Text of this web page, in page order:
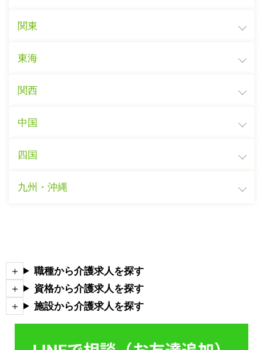
関東
東海
関西
中国
四国
九州・沖縄
職種から介護求人を探す
資格から介護求人を探す
施設から介護求人を探す